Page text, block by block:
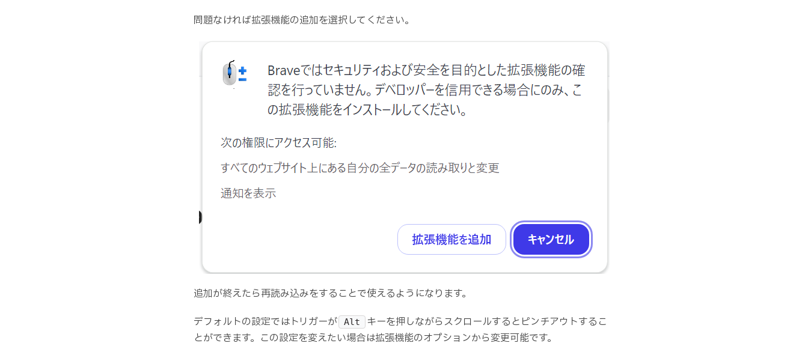
問題なければ拡張機能の追加を選択してください。
追加が終えたら再読み込みをすることで使えるようになります。
デフォルトの設定ではトリガーが
Alt
キーを押しながらスクロールするとピンチアウトするこ
とができます。この設定を変えたい場合は拡張機能のオプションから変更可能です。